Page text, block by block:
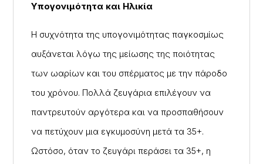
Υπογονιμότητα και Ηλικία
Η συχνότητα της υπογονιμότητας παγκοσμίως
αυξάνεται λόγω της μείωσης της ποιότητας
των ωαρίων και του σπέρματος με την πάροδο
του χρόνου. Πολλά ζευγάρια επιλέγουν να
παντρευτούν αργότερα και να προσπαθήσουν
να πετύχουν μια εγκυμοσύνη μετά τα 35+.
Ωστόσο, όταν το ζευγάρι περάσει τα 35+, η